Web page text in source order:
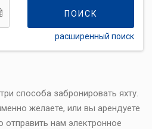
ПОИСК
расширенный поиск
способа забронировать яхту.
желаете, или вы арендуете
отправить нам электронное